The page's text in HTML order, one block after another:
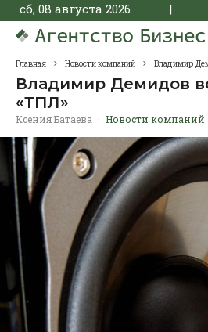
сб, 08 августа 2026 |
Главная Новости компаний Владимир
Владимир Демидов
«ТПЛ»
Ксения Батаева · Новости компаний